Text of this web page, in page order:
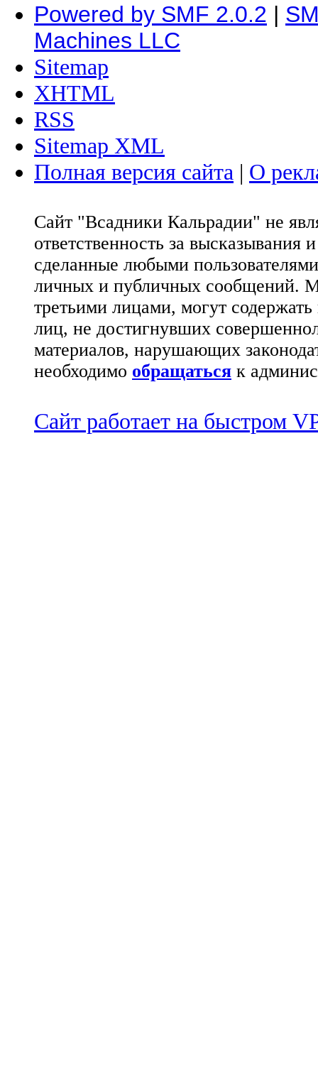
Powered by SMF 2.0.2 |
Machines LLC
Sitemap
XHTML
RSS
Sitemap XML
Полная версия сайта | О
Сайт "Всадники Кальрадии" не
ответственность за
сделанные любыми
личных и публичных сообщений.
третьими лицами, могут
лиц, не достигнувших
материалов, нарушающих
необходимо обращаться к
Сайт работает на быстром